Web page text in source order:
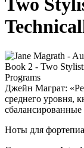
Two
Джейн Маграт:
среднего уровня,
Ноты для